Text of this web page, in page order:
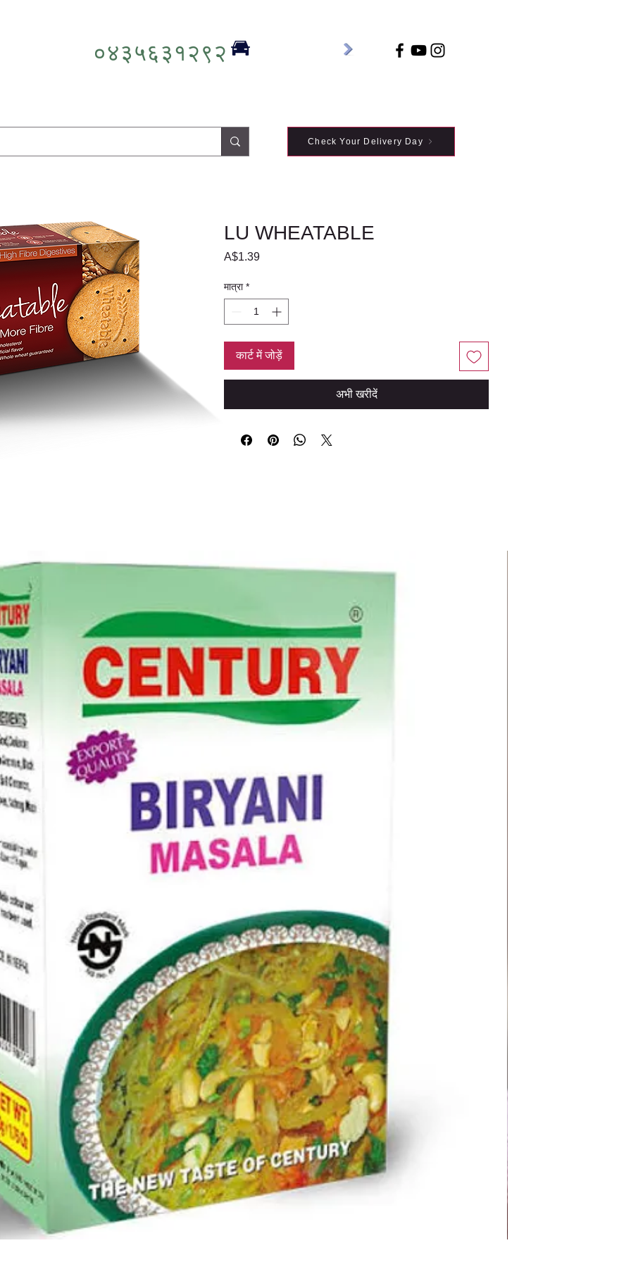
०४३५६३१२९२
Check Your Delivery Day
LU WHEATABLE
A$1.39मूल्य
मात्रा *
कार्ट में जोड़ें
अभी खरीदें